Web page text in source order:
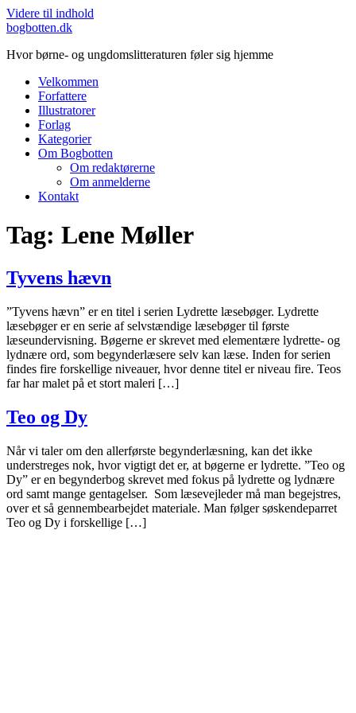
Videre til indhold
bogbotten.dk
Hvor børne- og ungdomslitteraturen føler sig hjemme
Velkommen
Forfattere
Illustratorer
Forlag
Kategorier
Om Bogbotten
Om redaktørerne
Om anmelderne
Kontakt
Tag: Lene Møller
Tyvens hævn
”Tyvens hævn” er en titel i serien Lydrette læsebøger. Lydrette
læsebøger er en serie af selvstændige læsebøger til første
læseundervisning. Bøgerne er skrevet med elementære lydrette- og
lydnære ord, som begynderlæsere selv kan læse. Inden for serien
findes fire forskellige niveauer, hvor denne titel er niveau fire. Teos
far har malet på et stort maleri […]
Teo og Dy
Når vi taler om den allerførste begynderlæsning, kan det ikke
understreges nok, hvor vigtigt det er, at bøgerne er lydrette. ”Teo og
Dy” er en begynderbog skrevet med fokus på lydrette og lydnære
ord samt mange gentagelser. Som læsevejleder må man begejstres,
over et så gennembearbejdet materiale. Man følger søskendeparret
Teo og Dy i forskellige […]